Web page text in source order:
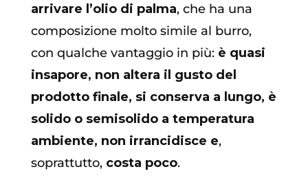
arrivare l’olio di palma, che ha una
composizione molto simile al burro,
con qualche vantaggio in più: è quasi
insapore, non altera il gusto del
prodotto finale, si conserva a lungo, è
solido o semisolido a temperatura
ambiente, non irrancidisce e,
soprattutto, costa poco.